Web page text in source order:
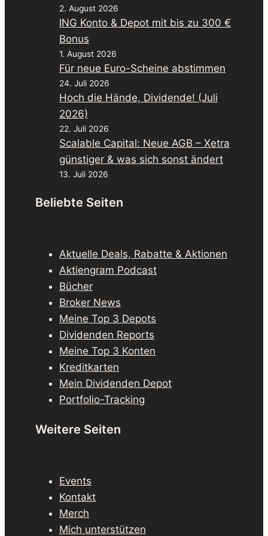
2. August 2026
ING Konto & Depot mit bis zu 300 €
Bonus
1. August 2026
Für neue Euro-Scheine abstimmen
24. Juli 2026
Hoch die Hände, Dividende! (Juli
2026)
22. Juli 2026
Scalable Capital: Neue AGB – Xetra
günstiger & was sich sonst ändert
13. Juli 2026
Beliebte Seiten
Aktuelle Deals, Rabatte & Aktionen
Aktiengram Podcast
Bücher
Broker News
Meine Top 3 Depots
Dividenden Reports
Meine Top 3 Konten
Kreditkarten
Mein Dividenden Depot
Portfolio-Tracking
Weitere Seiten
Events
Kontakt
Merch
Mich unterstützen